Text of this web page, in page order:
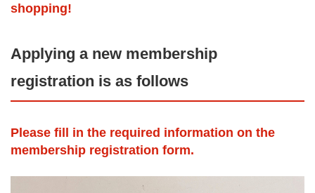
shopping!
Applying a new membership
registration is as follows
Please fill in the required information on the
membership registration form.